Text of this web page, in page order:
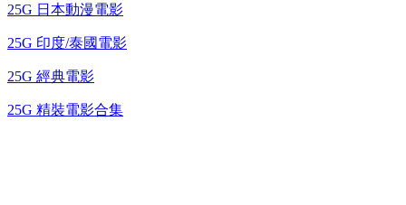
25G 日本動漫電影
25G 印度/泰國電影
25G 經典電影
25G 精裝電影合集